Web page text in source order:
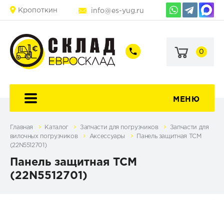
Кропоткин info@es-yug.ru
+7
60-
+7
69-
0
МЕНЮ
Главная Каталог Запчасти для погрузчиков
Запчасти для
вилочных погрузчиков
Аксессуары
Панель защитная TCM
(22N5512701)
Панель защитная TCM
(22N5512701)